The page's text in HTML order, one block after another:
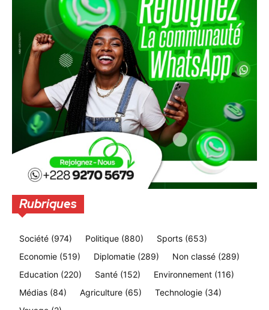
Rubriques
Société (974) Politique (880) Sports (653)
Economie (519) Diplomatie (289) Non classé (289)
Education (220) Santé (152) Environnement (116)
Médias (84) Agriculture (65) Technologie (34)